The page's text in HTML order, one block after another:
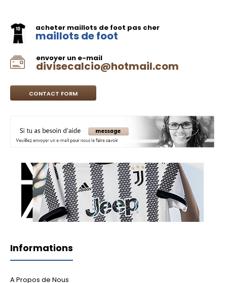
acheter maillots de foot pas cher
maillots de foot
envoyer un e-mail
divisecalcio@hotmail.com
CONTACT FORM
Informations
A Propos de Nous